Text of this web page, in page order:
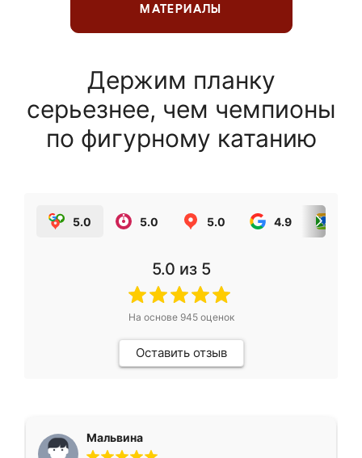
МАТЕРИАЛЫ
Держим планку
серьезнее, чем чемпионы
по фигурному катанию
5.0 5.0 5.0 4.9
5.0 из 5
На основе 945оценок
Оставить отзыв
Мальвина